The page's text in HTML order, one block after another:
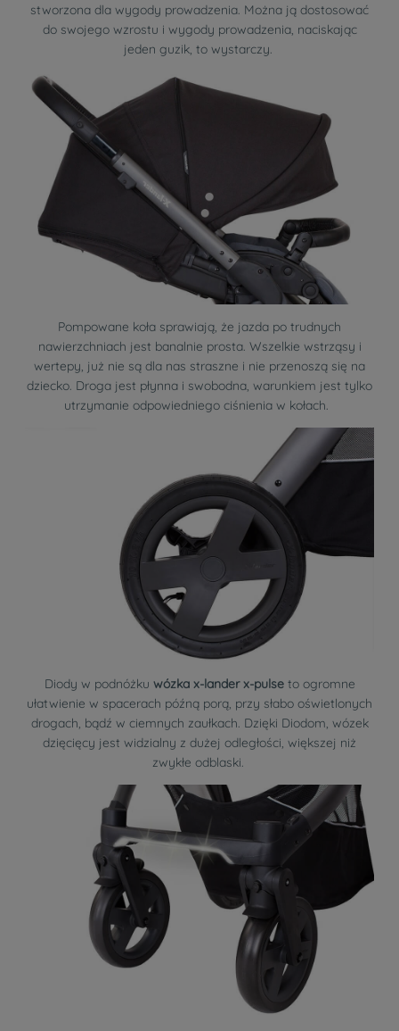
stworzona dla wygody prowadzenia. Można ją dostosować
do swojego wzrostu i wygody prowadzenia, naciskając
jeden guzik, to wystarczy.
Pompowane koła sprawiają, że jazda po trudnych
nawierzchniach jest banalnie prosta. Wszelkie wstrząsy i
wertepy, już nie są dla nas straszne i nie przenoszą się na
dziecko. Droga jest płynna i swobodna, warunkiem jest tylko
utrzymanie odpowiedniego ciśnienia w kołach.
Diody w podnóżku wózka x-lander x-pulseto ogromne
ułatwienie w spacerach późną porą, przy słabo oświetlonych
drogach, bądź w ciemnych zaułkach. Dzięki Diodom, wózek
dzięcięcy jest widzialny z dużej odległości, większej niż
zwykłe odblaski.